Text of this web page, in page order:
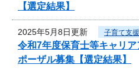
【選定結果】
2025年5月8日更新 子育て支
令和7年度保育士等キャリ
ポーザル募集【選定結果】